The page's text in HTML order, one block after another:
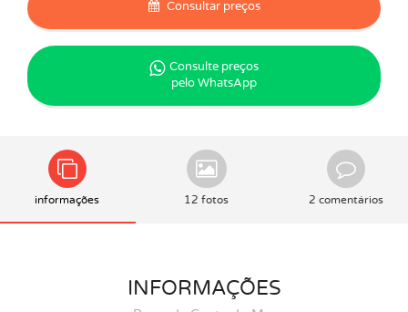
Consultar preços
Consulte preços
pelo WhatsApp
informações 12 fotos 2 comentários
INFORMAÇÕES